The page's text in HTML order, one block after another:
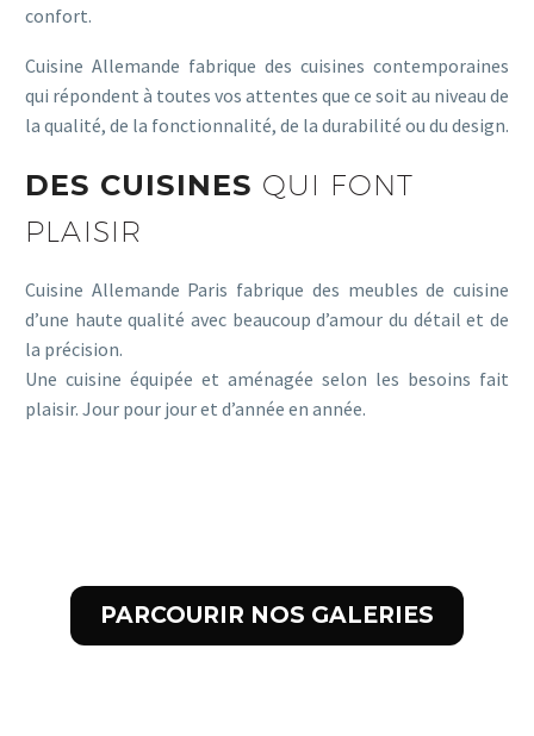
confort.
Cuisine Allemande fabrique des cuisines contemporaines
qui répondent à toutes vos attentes que ce soit au niveau de
la qualité, de la fonctionnalité, de la durabilité ou du design.
DES CUISINES QUI FONT
PLAISIR
Cuisine Allemande Paris fabrique des meubles de cuisine
d’une haute qualité avec beaucoup d’amour du détail et de
la précision.
Une cuisine équipée et aménagée selon les besoins fait
plaisir. Jour pour jour et d’année en année.
PARCOURIR NOS GALERIES